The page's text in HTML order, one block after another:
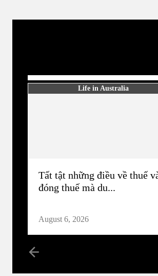
Life in Australia
Tất tật những điều về thuế
đóng thuế mà du...
August 6, 2026